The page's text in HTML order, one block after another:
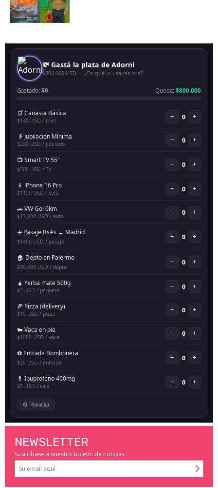
NEWSLETTER
Suscríbase a nuestro boletín de noticias